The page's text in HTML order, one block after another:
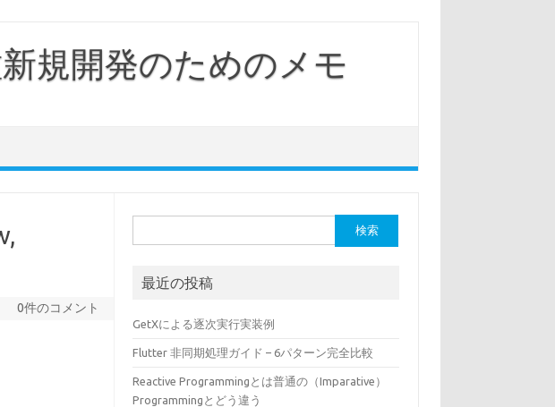
規開発のためのメモ
0件のコメント
索:
最近の投稿
GetXによる逐次実行実装例
Flutter 非同期処理ガイド – 6パターン完全比較
Reactive Programmingとは普通の（Imparative）
Programmingとどう違う